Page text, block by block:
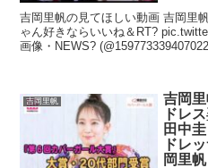
吉岡里帆の見てほしい動画 吉岡里
ゃん好きならいいね＆RT?
画像・NEWS?
吉岡里帆
吉岡
ドレ
田中
ドレ
岡里